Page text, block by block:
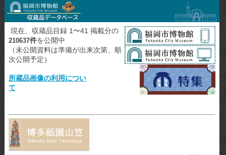
現在、収蔵品目録 1〜41 掲載分の
210637件を公開中
（未公開資料は準備が出来次第、順
次公開予定）
所蔵品画像の利用につい
て